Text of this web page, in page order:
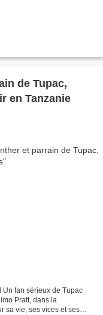
de Tupac,
en Tanzanie
fan sérieux de Tupac
Pratt, dans la
sa vie, ses vices et ses